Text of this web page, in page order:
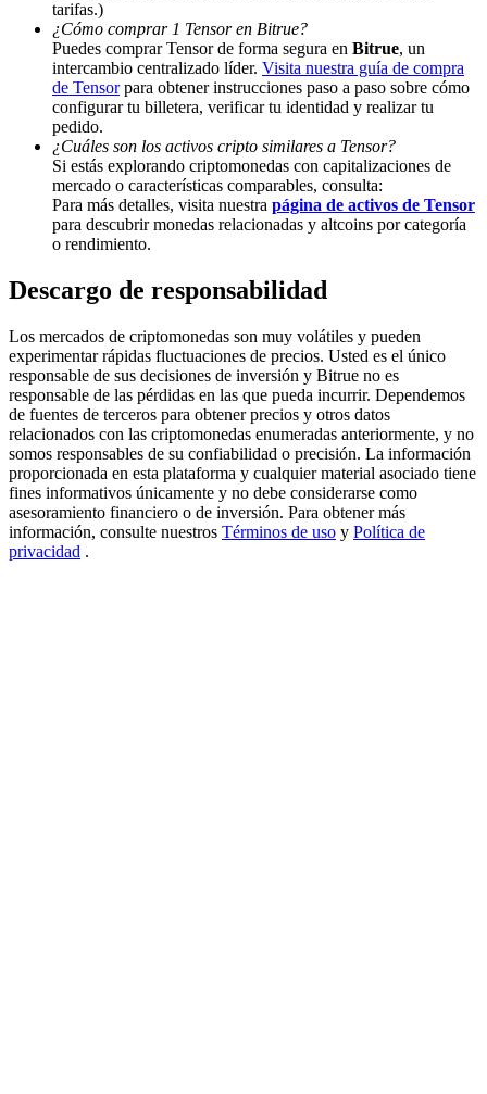
Share 500000 CASHCAT prize pool
Exclusive for BitMart Users
Register & Trade to Win 500,000 USDT
Precious Metals Trading Carnival
USDT New User Exclusive 10% APR
USDT Flexible Staking | Daily Rewards
New Listing Futures Fest
Trade New Futures, Win 200,000 USDT
tarifas.)
¿Cómo comprar 1 Tensor en Bitrue?
Puedes comprar Tensor de forma segura en Bitrue, un
intercambio centralizado líder. Visita nuestra guía de compra
de Tensorpara obtener instrucciones paso a paso sobre cómo
configurar tu billetera, verificar tu identidad y realizar tu
pedido.
¿Cuáles son los activos cripto similares a Tensor?
Si estás explorando criptomonedas con capitalizaciones de
mercado o características comparables, consulta:
Para más detalles, visita nuestra página de activos de Tensor
para descubrir monedas relacionadas y altcoins por categoría
o rendimiento.
Descargo de responsabilidad
Los mercados de criptomonedas son muy volátiles y pueden
experimentar rápidas fluctuaciones de precios. Usted es el único
responsable de sus decisiones de inversión y Bitrue no es
responsable de las pérdidas en las que pueda incurrir. Dependemos
de fuentes de terceros para obtener precios y otros datos
relacionados con las criptomonedas enumeradas anteriormente, y no
somos responsables de su confiabilidad o precisión. La información
proporcionada en esta plataforma y cualquier material asociado tiene
fines informativos únicamente y no debe considerarse como
asesoramiento financiero o de inversión. Para obtener más
información, consulte nuestros Términos de uso y Política de
privacidad .